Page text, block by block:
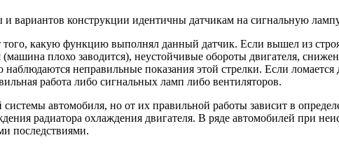
вариантов конструкции идентичны датчикам на сигнальную
того, какую функцию выполнял данный датчик. Если вышел из
плохо заводится), неустойчивые обороты двигателя,
наблюдаются неправильные показания этой стрелки. Если
работа либо сигнальных ламп либо вентиляторов.
автомобиля, но от их правильной работы зависит в
радиатора охлаждения двигателя. В ряде автомобилей при
последствиями.